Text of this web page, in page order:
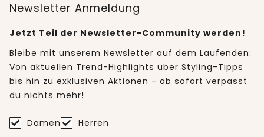
Newsletter Anmeldung
Jetzt Teil der Newsletter-Community werden!
Bleibe mit unserem Newsletter auf dem Laufenden:
Von aktuellen Trend-Highlights über Styling-Tipps
bis hin zu exklusiven Aktionen - ab sofort verpasst
du nichts mehr!
Damen Herren